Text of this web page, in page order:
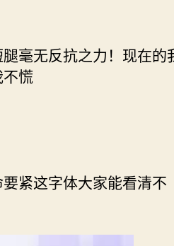
毫无反抗之力！现在的
慌
紧这字体大家能看清不